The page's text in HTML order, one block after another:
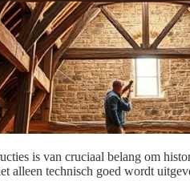
is van cruciaal belang om
alleen technisch goed wordt